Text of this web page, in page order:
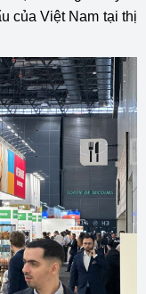
của Việt Nam tại thị